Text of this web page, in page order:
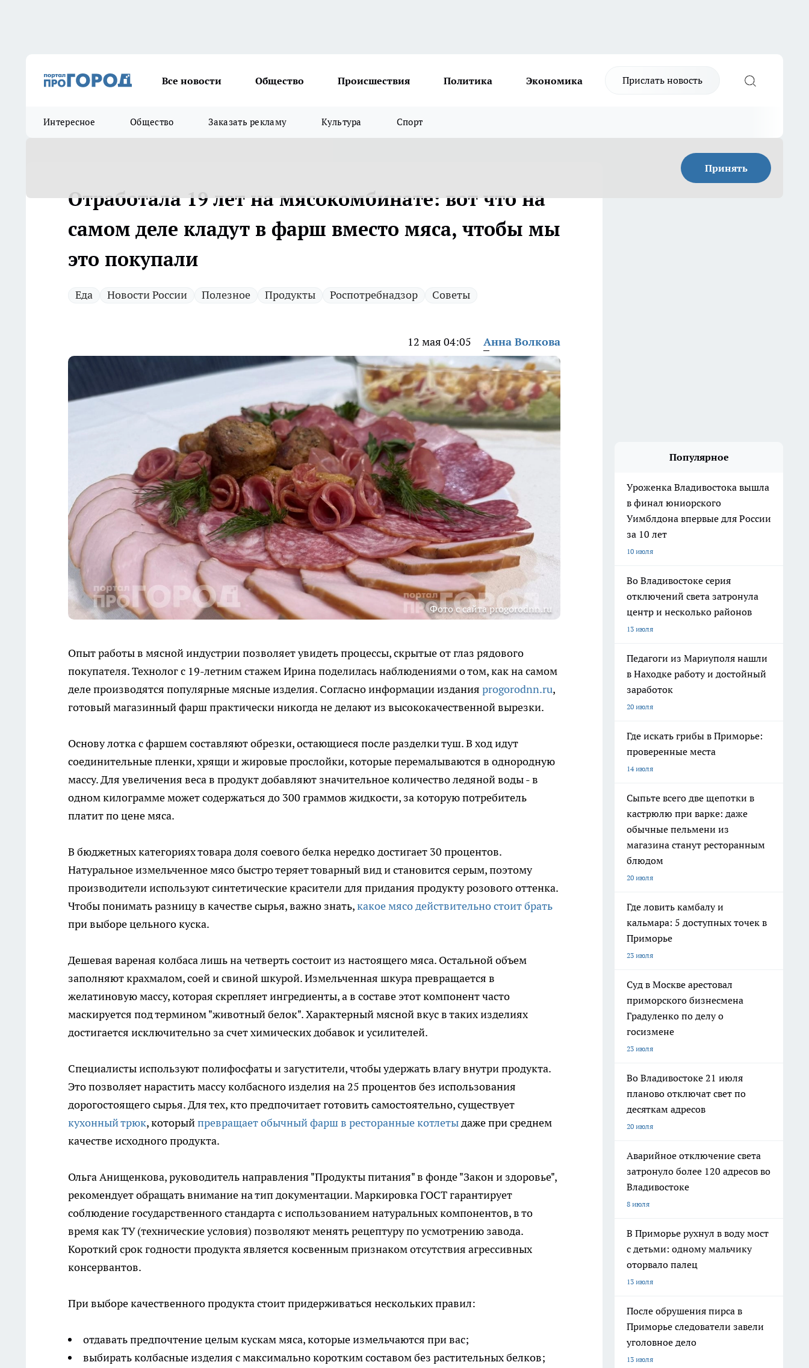
Все новости Общество Происшествия Политика Экономика Прислать новость
Интересное Общество Заказать рекламу Культура Спорт
Принять
Отработала 19 лет на мясокомбинате: вот что на
самом деле кладут в фарш вместо мяса, чтобы мы
это покупали
Еда Новости России Полезное Продукты Роспотребнадзор Советы
12 мая 04:05 Анна Волкова
Фото с сайта progorodnn.ru
Опыт работы в мясной индустрии позволяет увидеть процессы, скрытые от глаз рядового
покупателя. Технолог с 19-летним стажем Ирина поделилась наблюдениями о том, как на самом
деле производятся популярные мясные изделия. Согласно информации издания progorodnn.ru,
готовый магазинный фарш практически никогда не делают из высококачественной вырезки.
Основу лотка с фаршем составляют обрезки, остающиеся после разделки туш. В ход идут
соединительные пленки, хрящи и жировые прослойки, которые перемалываются в однородную
массу. Для увеличения веса в продукт добавляют значительное количество ледяной воды - в
одном килограмме может содержаться до 300 граммов жидкости, за которую потребитель
платит по цене мяса.
В бюджетных категориях товара доля соевого белка нередко достигает 30 процентов.
Натуральное измельченное мясо быстро теряет товарный вид и становится серым, поэтому
производители используют синтетические красители для придания продукту розового оттенка.
Чтобы понимать разницу в качестве сырья, важно знать,какое мясо действительно стоит брать
при выборе цельного куска.
Дешевая вареная колбаса лишь на четверть состоит из настоящего мяса. Остальной объем
заполняют крахмалом, соей и свиной шкурой. Измельченная шкура превращается в
желатиновую массу, которая скрепляет ингредиенты, а в составе этот компонент часто
маскируется под термином "животный белок". Характерный мясной вкус в таких изделиях
достигается исключительно за счет химических добавок и усилителей.
Специалисты используют полифосфаты и загустители, чтобы удержать влагу внутри продукта.
Это позволяет нарастить массу колбасного изделия на 25 процентов без использования
дорогостоящего сырья. Для тех, кто предпочитает готовить самостоятельно, существует
кухонный трюк, которыйпревращает обычный фарш в ресторанные котлетыдаже при среднем
качестве исходного продукта.
Ольга Анищенкова, руководитель направления "Продукты питания" в фонде "Закон и здоровье",
рекомендует обращать внимание на тип документации. Маркировка ГОСТ гарантирует
соблюдение государственного стандарта с использованием натуральных компонентов, в то
время как ТУ (технические условия) позволяют менять рецептуру по усмотрению завода.
Короткий срок годности продукта является косвенным признаком отсутствия агрессивных
консервантов.
При выборе качественного продукта стоит придерживаться нескольких правил:
отдавать предпочтение целым кускам мяса, которые измельчаются при вас;
выбирать колбасные изделия с максимально коротким составом без растительных белков;
Популярное
Уроженка Владивостока вышла
в финал юниорского
Уимблдона впервые для России
за 10 лет
10 июля
Во Владивостоке серия
отключений света затронула
центр и несколько районов
13 июля
Педагоги из Мариуполя нашли
в Находке работу и достойный
заработок
20 июля
Где искать грибы в Приморье:
проверенные места
14 июля
Сыпьте всего две щепотки в
кастрюлю при варке: даже
обычные пельмени из
магазина станут ресторанным
блюдом
20 июля
Где ловить камбалу и
кальмара: 5 доступных точек в
Приморье
23 июля
Суд в Москве арестовал
приморского бизнесмена
Градуленко по делу о
госизмене
23 июля
Во Владивостоке 21 июля
планово отключат свет по
десяткам адресов
20 июля
Аварийное отключение света
затронуло более 120 адресов во
Владивостоке
8 июля
В Приморье рухнул в воду мост
с детьми: одному мальчику
оторвало палец
13 июля
После обрушения пирса в
Приморье следователи завели
уголовное дело
13 июля